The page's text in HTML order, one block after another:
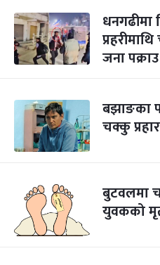
धनगढीमा
जना पक्राउ
बझाङका
चक्कु प्रहार
बुटवलमा
युवकको